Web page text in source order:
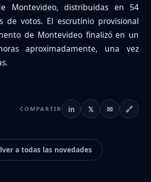
Montevideo, distribuidas en 54
de votos. El escrutinio provisional
de Montevideo finalizó en un
aproximadamente, una vez
COMPARTIR in 𝕏 ✉ 🔗
a todas las novedades